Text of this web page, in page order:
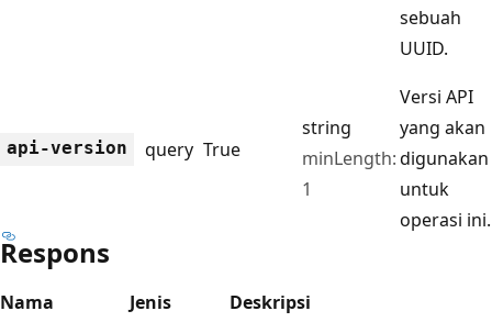
sebuah
UUID.
api-version query True
string
minLength:
1
Versi API
yang akan
digunakan
untuk
operasi ini.
Respons
Nama Jenis Deskripsi